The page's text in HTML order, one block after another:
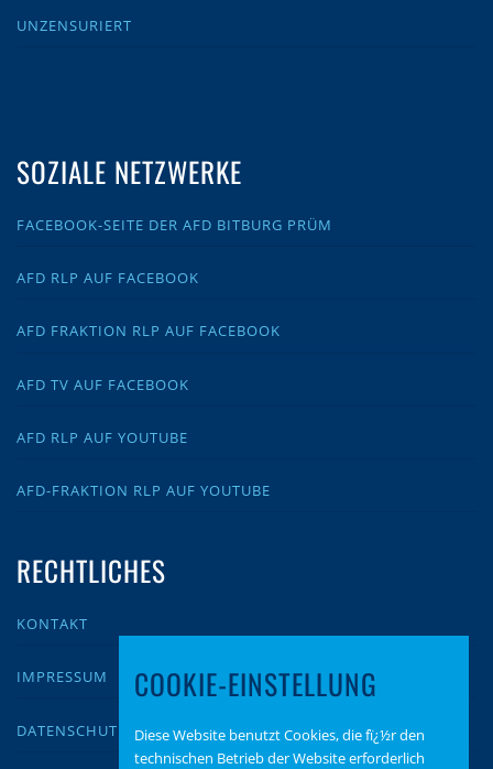
UNZENSURIERT
SOZIALE NETZWERKE
FACEBOOK-SEITE DER AFD BITBURG PRÜM
AFD RLP AUF FACEBOOK
AFD FRAKTION RLP AUF FACEBOOK
AFD TV AUF FACEBOOK
AFD RLP AUF YOUTUBE
AFD-FRAKTION RLP AUF YOUTUBE
RECHTLICHES
KONTAKT
IMPRESSUM
DATENSCHUTZ
COOKIE-EINSTELLUNG
Diese Website benutzt Cookies, die fï¿½r den
technischen Betrieb der Website erforderlich